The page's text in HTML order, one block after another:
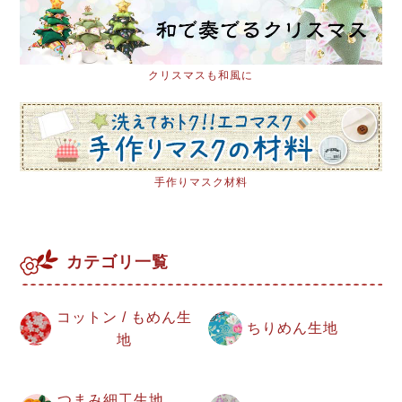
クリスマスも和風に
手作りマスク材料
カテゴリ一覧
コットン / もめん生
地
ちりめん生地